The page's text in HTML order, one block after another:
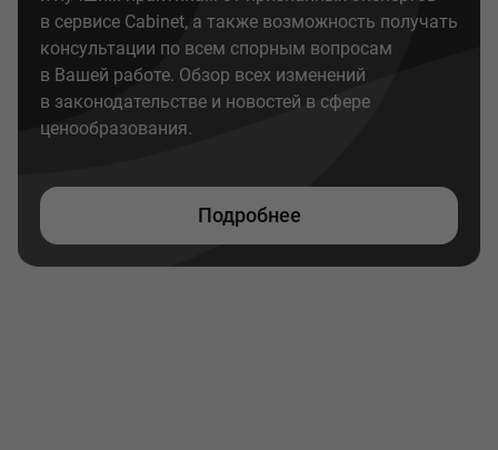
в сервисе Cabinet, а также возможность получать
консультации по всем спорным вопросам
в Вашей работе. Обзор всех изменений
в законодательстве и новостей в сфере
ценообразования.
Подробнее